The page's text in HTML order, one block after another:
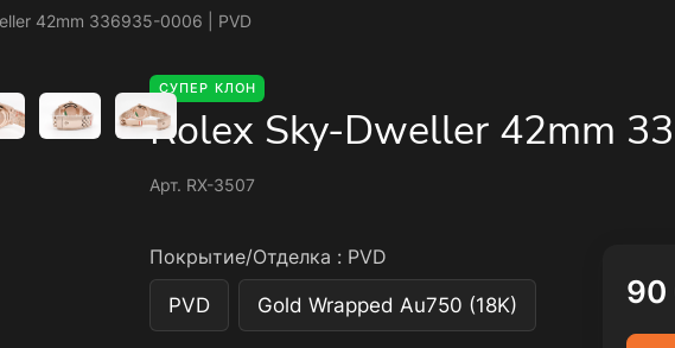
42mm 336935-0006 | PVD
СУПЕР КЛОН
Rolex Sky-Dweller 42mm
Арт. RX-3507
Покрытие/Отделка : PVD
PVD Gold Wrapped Au750 (18K) 90